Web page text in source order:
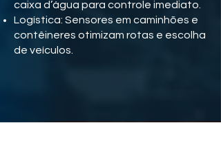
caixa d’água para controle imediato.
Logística: Sensores em caminhões e
contêineres otimizam rotas e escolha
de veículos.